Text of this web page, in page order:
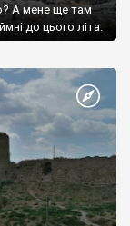
А мене ще там
до цього літа.